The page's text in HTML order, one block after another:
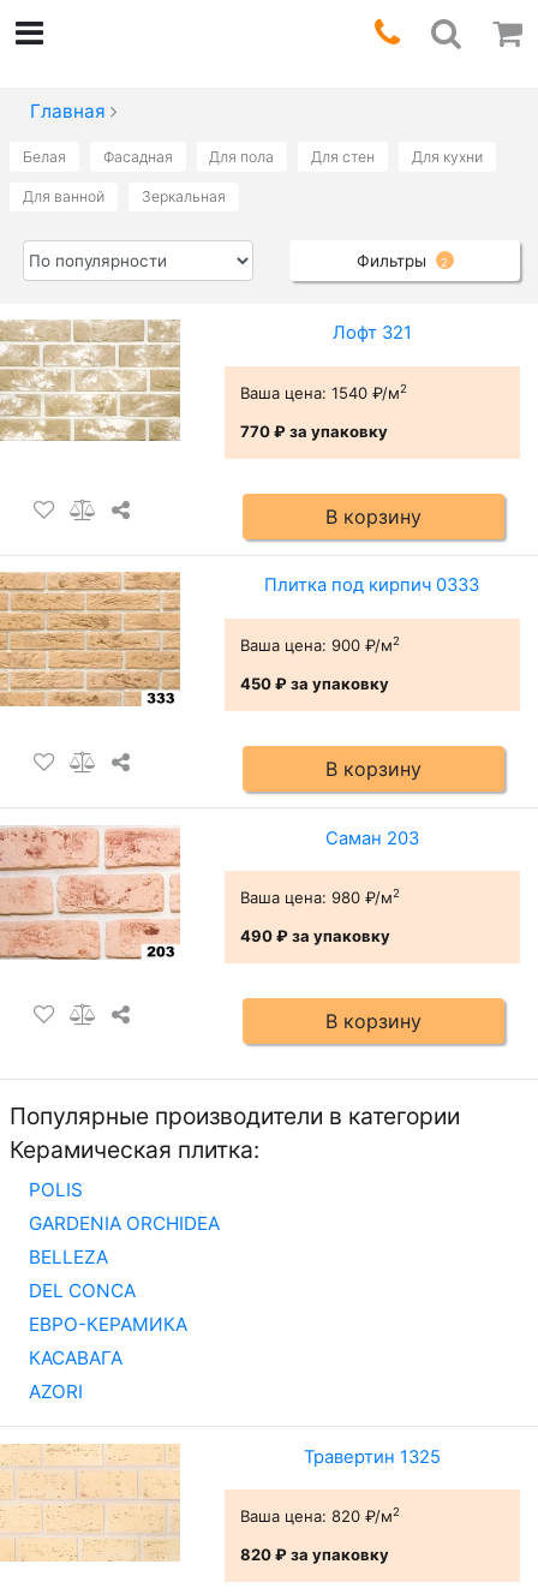
Главная
Белая Фасадная Для пола Для стен Для кухни
Для ванной Зеркальная
Фильтры 2
Лофт 321
Ваша цена: 1540 ₽/м2
770 ₽за упаковку
В корзину
Плитка под кирпич 0333
Ваша цена: 900 ₽/м2
450 ₽за упаковку
В корзину
Саман 203
Ваша цена: 980 ₽/м2
490 ₽за упаковку
В корзину
Популярные производители в категории
Керамическая плитка:
POLIS
GARDENIA ORCHIDEA
BELLEZA
DEL CONCA
ЕВРО-КЕРАМИКА
КАСАВАГА
AZORI
Травертин 1325
Ваша цена: 820 ₽/м2
820 ₽за упаковку